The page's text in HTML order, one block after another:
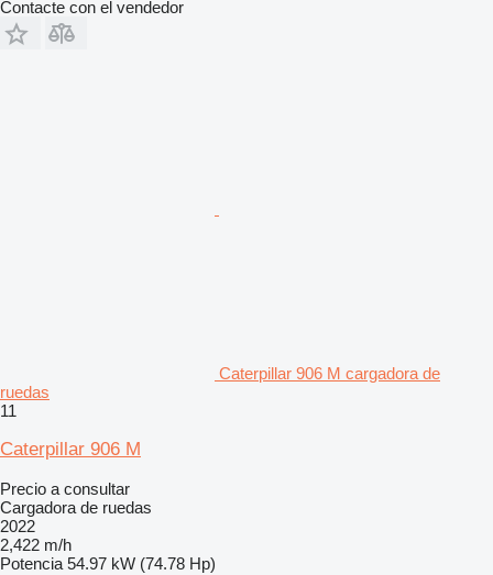
Contacte con el vendedor
Caterpillar 906 M cargadora de
ruedas
11
Caterpillar 906 M
Precio a consultar
Cargadora de ruedas
2022
2,422 m/h
Potencia 54.97 kW (74.78 Hp)